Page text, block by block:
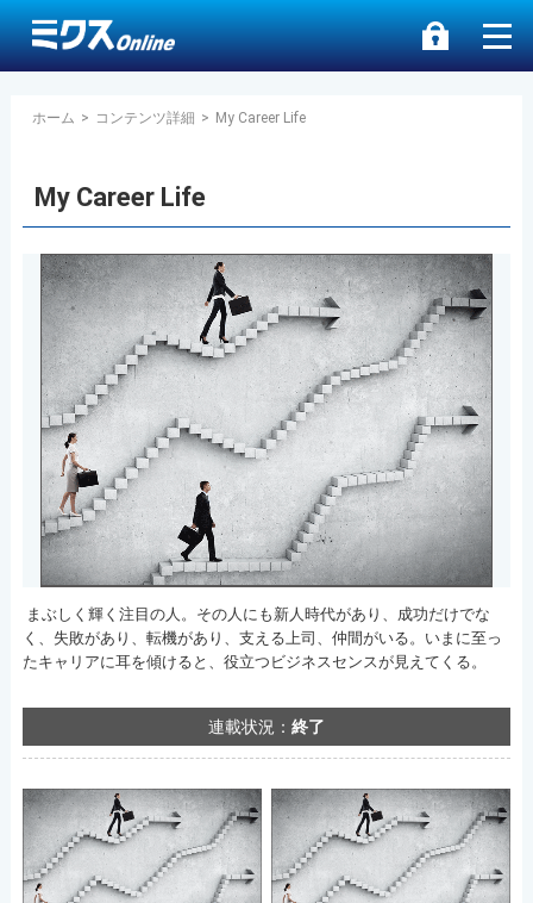
ホーム > コンテンツ詳細 > My Career Life
My Career Life
まぶしく輝く注目の人。その人にも新人時代があり、成功だけでな
く、失敗があり、転機があり、支える上司、仲間がいる。いまに至っ
たキャリアに耳を傾けると、役立つビジネスセンスが見えてくる。
連載状況： 終了